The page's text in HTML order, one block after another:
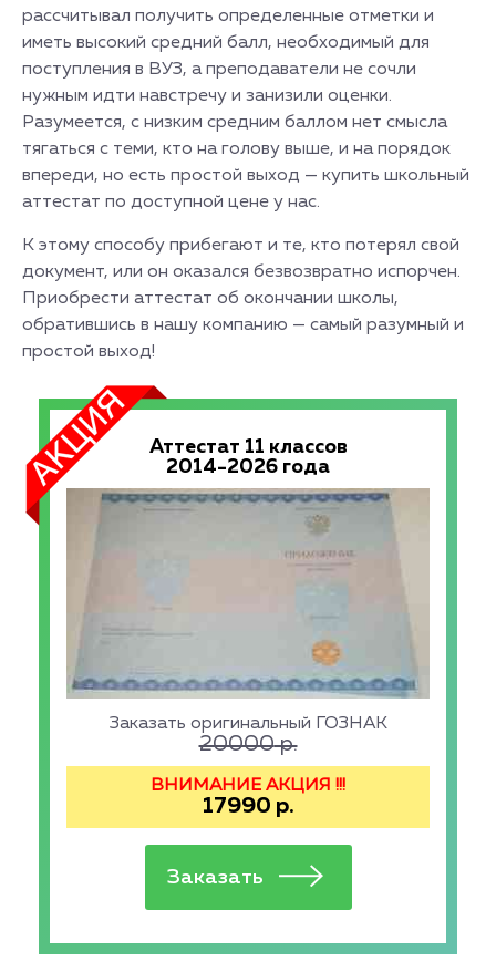
рассчитывал получить определенные отметки и
иметь высокий средний балл, необходимый для
поступления в ВУЗ, а преподаватели не сочли
нужным идти навстречу и занизили оценки.
Разумеется, с низким средним баллом нет смысла
тягаться с теми, кто на голову выше, и на порядок
впереди, но есть простой выход — купить школьный
аттестат по доступной цене у нас.
К этому способу прибегают и те, кто потерял свой
документ, или он оказался безвозвратно испорчен.
Приобрести аттестат об окончании школы,
обратившись в нашу компанию — самый разумный и
простой выход!
Аттестат 11 классов
2014-2026 года
Заказать оригинальный ГОЗНАК
20000р.
ВНИМАНИЕ АКЦИЯ !!!
17990 р.